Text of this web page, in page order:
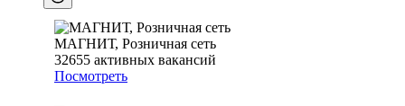
МАГНИТ, Розничная сеть
32655 активных вакансий
Посмотреть